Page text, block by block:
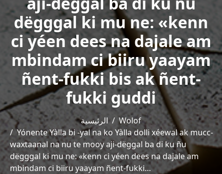
dëgggal ki mu ne: «kenn
ci yéen dees na dajale am
mbindam ci biiru yaayam
ñent-fukki bis ak ñent-
fukki guddi
الرئيسية
Wolof
Yónente Yàlla bi -yal na ko Yàlla dolli xéewal ak mucc-
waxtaanal na nu te mooy aji-dëggal ba di ku ñu
dëgggal ki mu ne: «kenn ci yéen dees na dajale am
mbindam ci biiru yaayam ñent-fukki…